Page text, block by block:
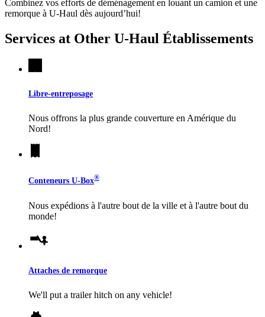
Combinez vos efforts de déménagement en louant un camion et une
remorque à U-Haul dès aujourd’hui!
Services at Other U-Haul Établissements
Libre-entreposage
Nous offrons la plus grande couverture en Amérique du
Nord!
Conteneurs U-Box®
Nous expédions à l'autre bout de la ville et à l'autre bout du
monde!
Attaches de remorque
We'll put a trailer hitch on any vehicle!